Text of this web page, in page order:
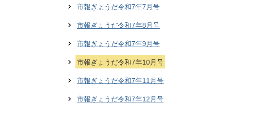
市報ぎょうだ令和7年7月号
市報ぎょうだ令和7年8月号
市報ぎょうだ令和7年9月号
市報ぎょうだ令和7年10月号
市報ぎょうだ令和7年11月号
市報ぎょうだ令和7年12月号